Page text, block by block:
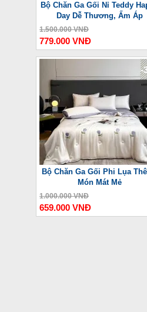
Bộ Chăn Ga Gối Nỉ Teddy
Day Dễ Thương, Ấm Áp
1.500.000 VNĐ
779.000 VNĐ
-
Bộ Chăn Ga Gối Phi Lụa
Món Mát Mẻ
1.000.000 VNĐ
659.000 VNĐ